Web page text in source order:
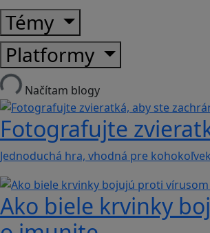
Témy
Platformy
Načítam blogy
Fotografujte
Jednoduchá hra, vhodná pre
Ako biele krvinky